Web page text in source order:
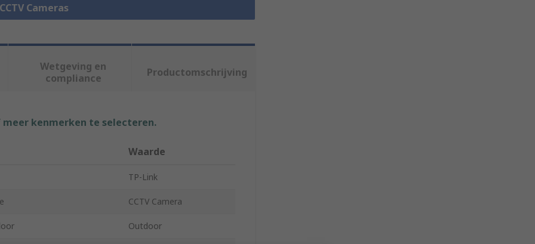
Cameras
Wetgeving en
compliance
Productomschrijving
kenmerken te selecteren.
Waarde
TP-Link
CCTV Camera
Outdoor